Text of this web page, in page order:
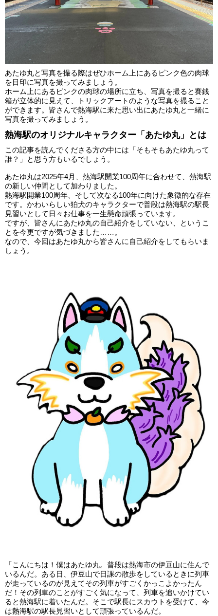
あたゆ丸と写真を撮る際はぜひホーム上にあるピンク色の肉球
を目印に写真を撮ってみましょう。
ホーム上にあるピンクの肉球の場所に立ち、写真を撮ると賽銭
箱が立体的に見えて、トリックアートのような写真を撮ること
ができます。皆さんで熱海駅に来た思い出にあたゆ丸と一緒に
写真を撮ってみましょう。
熱海駅のオリジナルキャラクター「あたゆ丸」とは
この記事を読んでくださる方の中には「そもそもあたゆ丸って
誰？」と思う方もいるでしょう。
あたゆ丸は2025年4月、熱海駅開業100周年に合わせて、熱海駅
の新しい仲間として加わりました。
熱海駅開業100周年、そして次なる100年に向けた象徴的な存在
です。かわいらしい狛犬のキャラクターで普段は熱海駅の駅長
見習いとして日々お仕事を一生懸命頑張っています。
ですが、皆さんにあたゆ丸の自己紹介をしていない、というこ
とを今更ですが気づきました……。
なので、今回はあたゆ丸から皆さんに自己紹介をしてもらいま
しょう。
「こんにちは！僕はあたゆ丸。普段は熱海市の伊豆山に住んで
いるんだ。ある日、伊豆山で日課の散歩をしているときに列車
が走っているのが見えてその列車がすごくかっこよかったん
だ！その列車のことがすごく気になって、列車を追いかけてい
ると熱海駅に着いたんだ。そこで駅長にスカウトを受けて、今
は熱海駅の駅長見習いとして頑張っているんだ。